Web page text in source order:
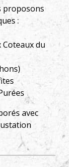
proposons
:
Coteaux du
avec